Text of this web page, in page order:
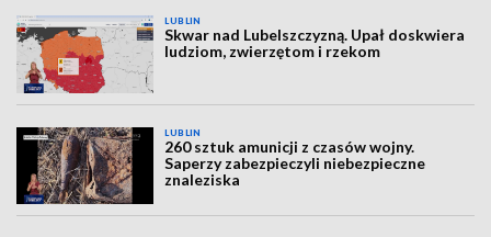
LUBLIN
Skwar nad Lubelszczyzną. Upał doskwiera
ludziom, zwierzętom i rzekom
LUBLIN
260 sztuk amunicji z czasów wojny.
Saperzy zabezpieczyli niebezpieczne
znaleziska